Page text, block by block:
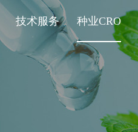
技术服务 种业CRO